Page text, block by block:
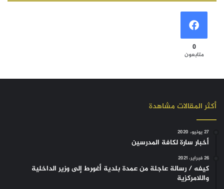
0
متابعون
أكثر المقالات مشاهدة
27 يونيو، 2020
أخبار سارة لكافة المدرسين
26 فبراير، 2021
كيفه / رسالة عاجلة من عمدة بلدية أغورط إلى وزير الداخلية
واللامركزية